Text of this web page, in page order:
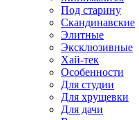
Под старину
Скандинавские
Элитные
Эксклюзивные
Хай-тек
Особенности
Для студии
Для хрущевки
Для дачи